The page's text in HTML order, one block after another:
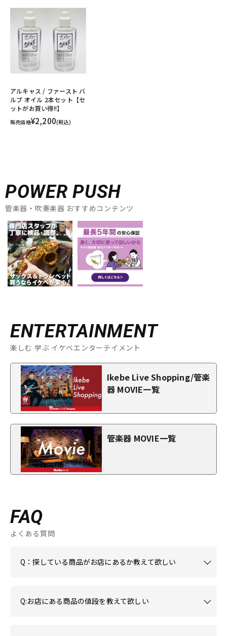
アルキャス / ファースト バ
ルブ オイル 2本セット【セ
ットがお買い得!!】
販売価格¥2,200(税込)
POWER PUSH
管楽器・吹奏楽器 おすすめコンテンツ
ENTERTAINMENT
楽しむ 学ぶ イケベエンターテイメント
Ikebe Live Shopping/管楽
器 MOVIE一覧
管楽器 MOVIE一覧
FAQ
よくある質問
Q：探している商品がお店にあるか教えて欲しい
Q:お店にある商品の値段を教えて欲しい